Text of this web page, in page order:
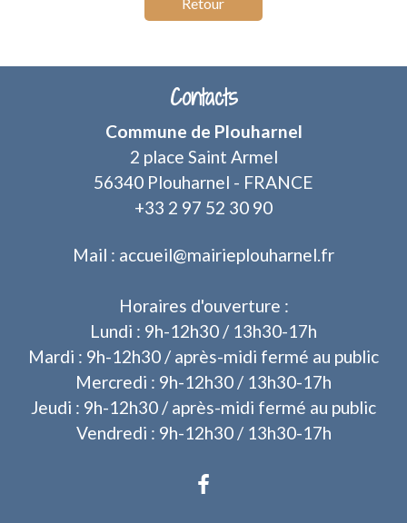
Contacts
Commune de Plouharnel
2 place Saint Armel
56340 Plouharnel - FRANCE
+33 2 97 52 30 90
Mail : accueil@mairieplouharnel.fr
Horaires d'ouverture :
Lundi : 9h-12h30 / 13h30-17h
Mardi : 9h-12h30 / après-midi fermé au public
Mercredi : 9h-12h30 / 13h30-17h
Jeudi : 9h-12h30 / après-midi fermé au public
Vendredi : 9h-12h30 / 13h30-17h